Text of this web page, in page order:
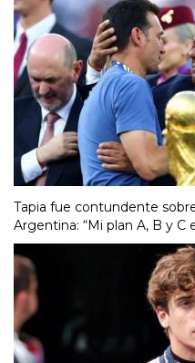
Tapia fue contundente
Argentina: “Mi plan A, B y C